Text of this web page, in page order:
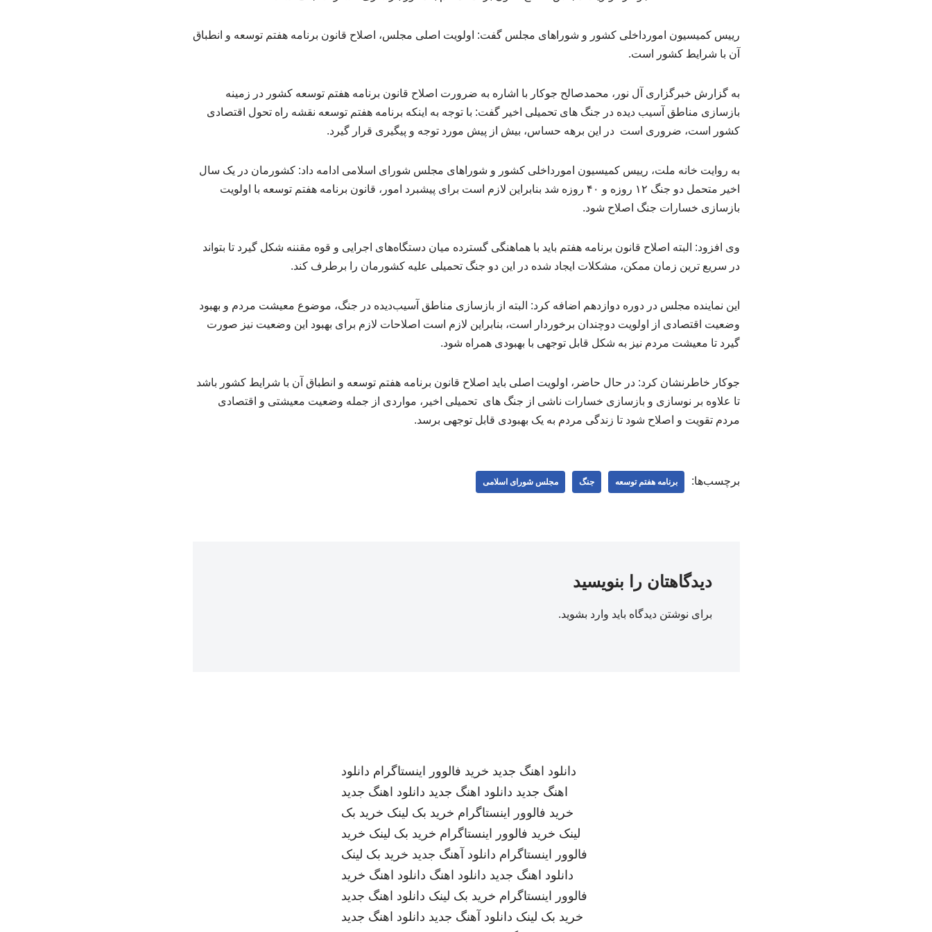
رییس کمیسیون امورداخلی کشور و شوراهای مجلس گفت: اولویت اصلی مجلس، اصلاح قانون برنامه هفتم توسعه و انطباق
آن با شرایط کشور است.
به گزارش خبرگزاری آل نور، محمدصالح جوکار با اشاره به ضرورت اصلاح قانون برنامه هفتم توسعه کشور در زمینه
بازسازی مناطق آسیب دیده در جنگ های تحمیلی اخیر گفت: با توجه به اینکه برنامه هفتم توسعه نقشه راه تحول اقتصادی
کشور است، ضروری است در این برهه حساس، بیش از پیش مورد توجه و پیگیری قرار گیرد.
به روایت خانه ملت، رییس کمیسیون امورداخلی کشور و شوراهای مجلس شورای اسلامی ادامه داد: کشورمان در یک سال
اخیر متحمل دو جنگ ۱۲ روزه و ۴۰ روزه شد بنابراین لازم است برای پیشبرد امور، قانون برنامه هفتم توسعه با اولویت
بازسازی خسارات جنگ اصلاح شود.
وی افزود: البته اصلاح قانون برنامه هفتم باید با هماهنگی گسترده میان دستگاه‌های اجرایی و قوه مقننه شکل گیرد تا بتواند
در سریع ترین زمان ممکن، مشکلات ایجاد شده در این دو جنگ تحمیلی علیه کشورمان را برطرف کند.
این نماینده مجلس در دوره دوازدهم اضافه کرد: البته از بازسازی مناطق آسیب‌دیده در جنگ، موضوع معیشت مردم و بهبود
وضعیت اقتصادی از اولویت دوچندان برخوردار است، بنابراین لازم است اصلاحات لازم برای بهبود این وضعیت نیز صورت
گیرد تا معیشت مردم نیز به شکل قابل توجهی با بهبودی همراه شود.
جوکار خاطرنشان کرد: در حال حاضر، اولویت اصلی باید اصلاح قانون برنامه هفتم توسعه و انطباق آن با شرایط کشور باشد
تا علاوه بر نوسازی و بازسازی خسارات ناشی از جنگ های تحمیلی اخیر، مواردی از جمله وضعیت معیشتی و اقتصادی
مردم تقویت و اصلاح شود تا زندگی مردم به یک بهبودی قابل توجهی برسد.
برچسب‌ها: برنامه هفتم توسعه جنگ مجلس شورای اسلامی
دیدگاهتان را بنویسید
برای نوشتن دیدگاه باید وارد بشوید.
دانلود اهنگ جدید خرید فالوور اینستاگرام دانلود
اهنگ جدید دانلود اهنگ جدید دانلود اهنگ جدید
خرید فالوور اینستاگرام خرید بک لینک خرید بک
لینک خرید فالوور اینستاگرام خرید بک لینک خرید
فالوور اینستاگرام دانلود آهنگ جدید خرید بک لینک
دانلود اهنگ جدید دانلود اهنگ دانلود اهنگ خرید
فالوور اینستاگرام خرید بک لینک دانلود اهنگ جدید
خرید بک لینک دانلود آهنگ جدید دانلود اهنگ جدید